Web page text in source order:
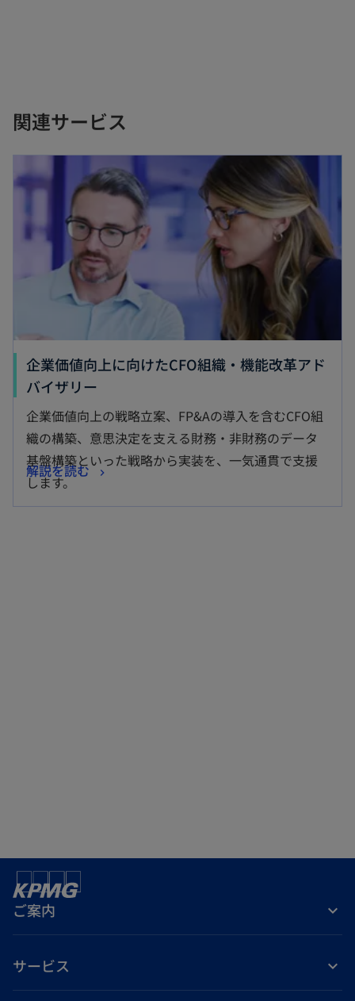
関連サービス
企業価値向上に向けたCFO組織・機能改革アド
バイザリー
し
い
タ
ブ
企業価値向上の戦略立案、FP&Aの導入を含むCFO組
織の構築、意思決定を支える財務・非財務のデータ
基盤構築といった戦略から実装を、一気通貫で支援
します。
解説を読む
新
新しいタブで開く
ご案内
サービス